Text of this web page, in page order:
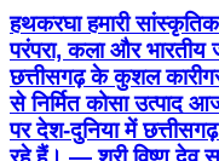
हथकरघा हमारी
परंपरा, कला और
छत्तीसगढ़ के कुशल
से निर्मित कोसा उत्पाद
पर देश-दुनिया में